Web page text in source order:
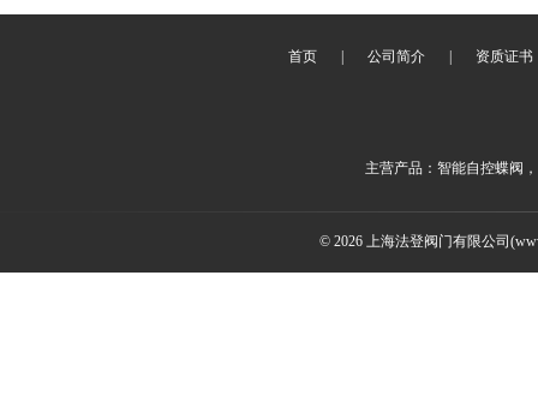
首页 公司简介 资质证书
主营产品：智能自控蝶阀
© 2026 上海法登阀门有限公司